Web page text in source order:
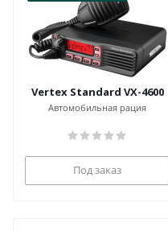
Vertex Standard VX-4600
Автомобильная рация
Под заказ